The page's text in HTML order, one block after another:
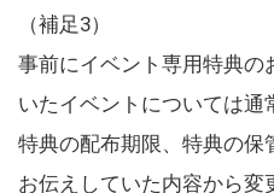
（補足3）
事前にイベント専用特典
いたイベントについては通
特典の配布期限、特典の保
お伝えしていた内容から変